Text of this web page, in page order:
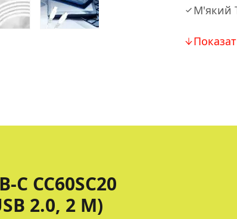
М'який
C CC60SC20
2.0, 2 М)